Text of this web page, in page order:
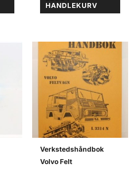
HANDLEKURV
Verkstedshåndbok
Volvo Felt